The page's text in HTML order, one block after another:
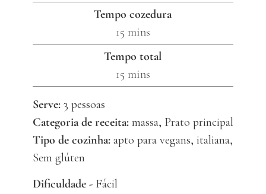
Tempo cozedura
15minutes
mins
Tempo total
15minutes
mins
Serve: 3 pessoas
Categoria de receita: massa, Prato principal
Tipo de cozinha: apto para vegans, italiana,
Sem glúten
Dificuldade - Fácil